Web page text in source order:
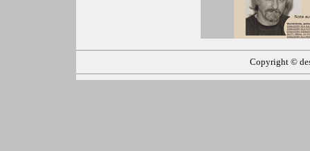
Copyright ©